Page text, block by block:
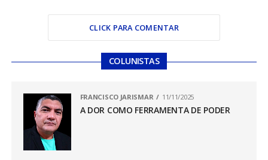
CLICK PARA COMENTAR
COLUNISTAS
FRANCISCO JARISMAR 11/11/2025
A DOR COMO FERRAMENTA DE PODER